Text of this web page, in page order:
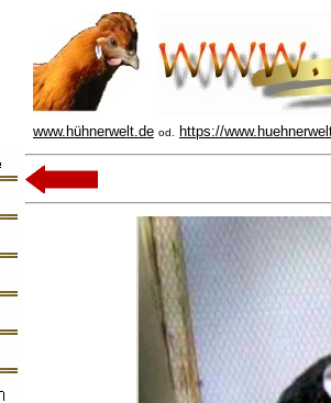
www.hühnerwelt.de od. https://